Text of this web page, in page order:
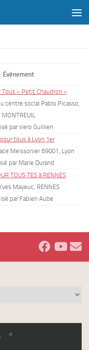
Évènement
Tous « Petit Chaudron »
centre social Pablo Picasso,
MONTREUIL
par Vero Guillien
tous à Lyon 1er
Meissonier 69001, Lyon
par Marie Durand
TOUS·TES à RENNES
Mayeuc, RENNES
par Fabien Aube